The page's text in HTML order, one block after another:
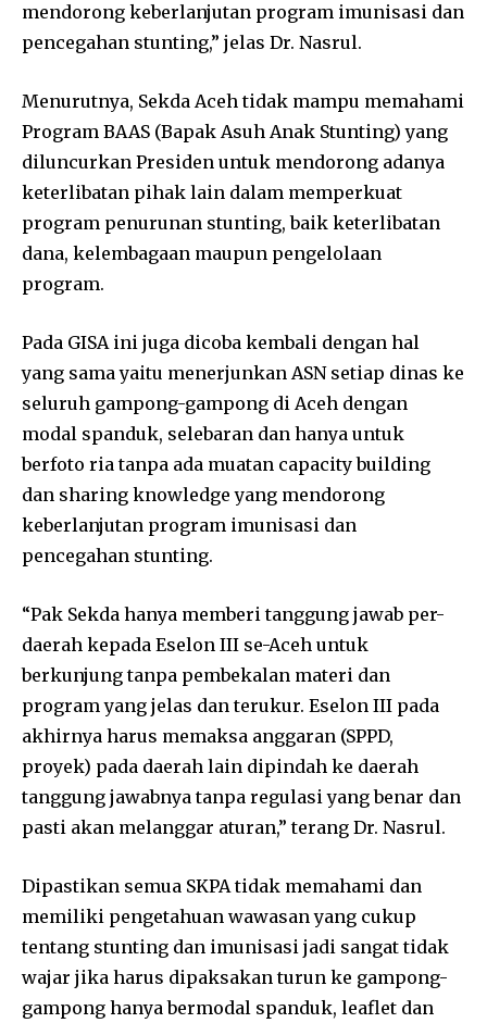
mendorong keberlanjutan program imunisasi dan
pencegahan stunting,” jelas Dr. Nasrul.
Menurutnya, Sekda Aceh tidak mampu memahami
Program BAAS (Bapak Asuh Anak Stunting) yang
diluncurkan Presiden untuk mendorong adanya
keterlibatan pihak lain dalam memperkuat
program penurunan stunting, baik keterlibatan
dana, kelembagaan maupun pengelolaan
program.
Pada GISA ini juga dicoba kembali dengan hal
yang sama yaitu menerjunkan ASN setiap dinas ke
seluruh gampong-gampong di Aceh dengan
modal spanduk, selebaran dan hanya untuk
berfoto ria tanpa ada muatan capacity building
dan sharing knowledge yang mendorong
keberlanjutan program imunisasi dan
pencegahan stunting.
“Pak Sekda hanya memberi tanggung jawab per-
daerah kepada Eselon III se-Aceh untuk
berkunjung tanpa pembekalan materi dan
program yang jelas dan terukur. Eselon III pada
akhirnya harus memaksa anggaran (SPPD,
proyek) pada daerah lain dipindah ke daerah
tanggung jawabnya tanpa regulasi yang benar dan
pasti akan melanggar aturan,” terang Dr. Nasrul.
Dipastikan semua SKPA tidak memahami dan
memiliki pengetahuan wawasan yang cukup
tentang stunting dan imunisasi jadi sangat tidak
wajar jika harus dipaksakan turun ke gampong-
gampong hanya bermodal spanduk, leaflet dan